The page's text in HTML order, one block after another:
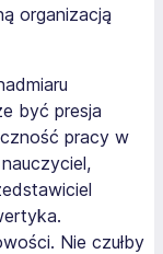
organizacją
być presja
pracy w
Nie czułby